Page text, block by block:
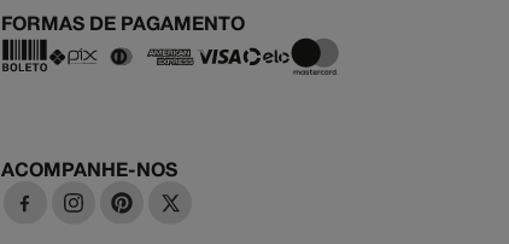
FORMAS DE PAGAMENTO
ACOMPANHE-NOS